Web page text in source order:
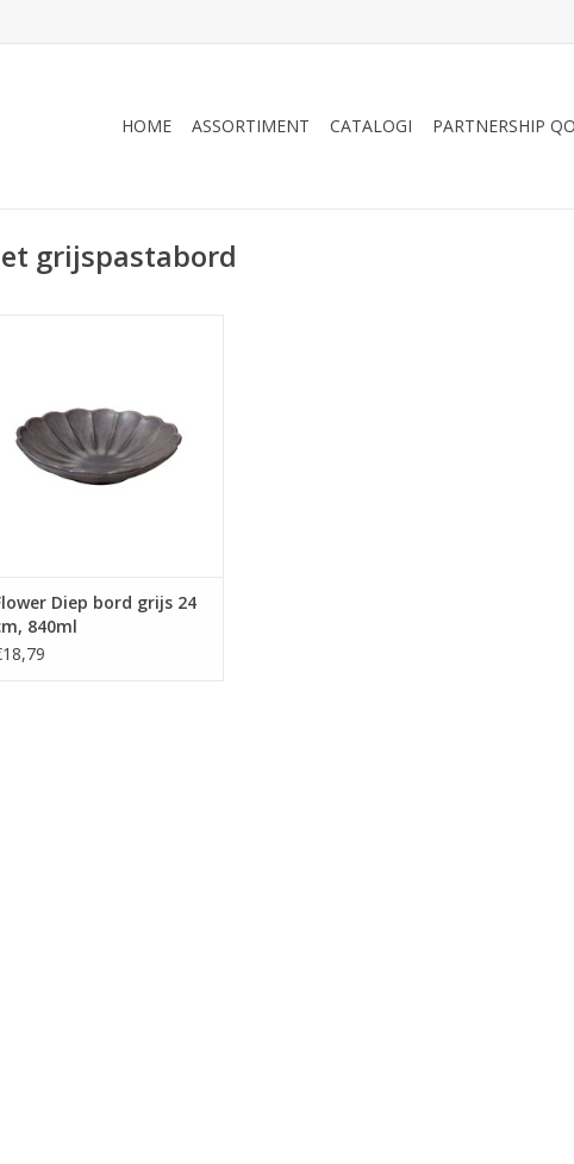
HOME ASSORTIMENT CATALOGI PARTNERSHIP
grijspastabord
Diep bord grijs 24
840ml